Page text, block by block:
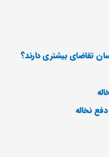
تقاضای بیشتری دارند؟
نخاله